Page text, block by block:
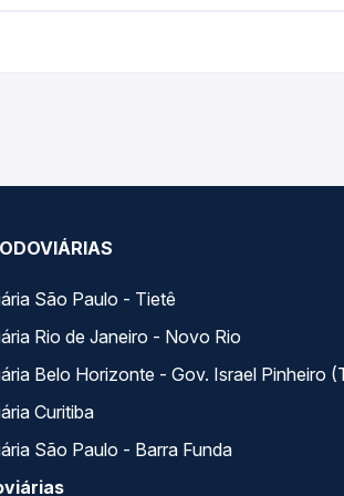
a melhor oferta para o seu roteiro.
São Paulo - Tietê
Rio de Janeiro - Novo Rio
Belo Horizonte - Gov. Israel Pinheiro
Curitiba
São Paulo - Barra Funda